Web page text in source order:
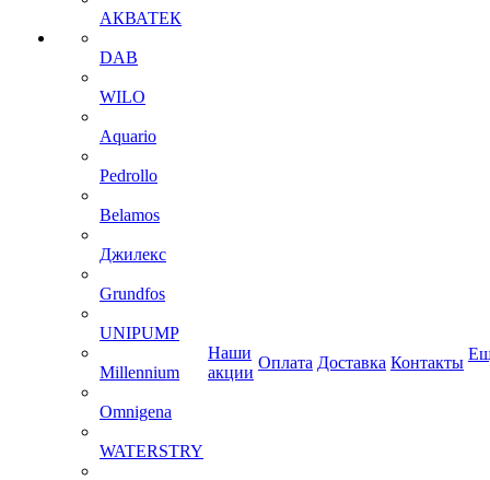
АКВАТЕК
DAB
WILO
Aquario
Pedrollo
Belamos
Джилекс
Grundfos
UNIPUMP
Millennium
Omnigena
WATERSTRY
Наши
акции
Оплата Доставка Контакты